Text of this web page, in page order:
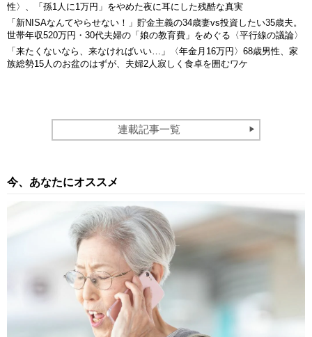
性〉、「孫1人に1万円」をやめた夜に耳にした残酷な真実
「新NISAなんてやらせない！」貯金主義の34歳妻vs投資したい35歳夫。
世帯年収520万円・30代夫婦の「娘の教育費」をめぐる〈平行線の議論〉
「来たくないなら、来なければいい…」〈年金月16万円〉68歳男性、家
族総勢15人のお盆のはずが、夫婦2人寂しく食卓を囲むワケ
連載記事一覧
今、あなたにオススメ